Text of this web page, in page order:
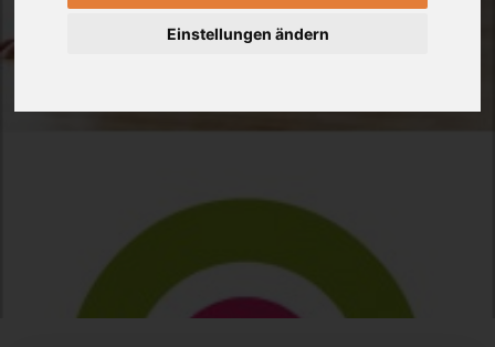
Einstellungen ändern